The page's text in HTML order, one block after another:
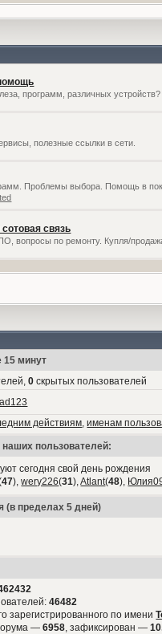
программ, различных
полезные ссылки в сети.
Проблемы выбора. Помощь в
связь
вопросы по ремонту. Купля/
15 минут
0 скрытых пользователей
ad123
действиям,именам
пользователей:
сегодня свой день рождения
47),wery226(31),Atlant(48),
(в пределах 5 дней)
46482
зарегистрированного по имени
—6958, зафиксирован —